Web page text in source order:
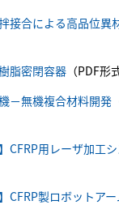
接合による高品位異
脂密閉容器（PDF形
－無機複合材料開発
CFRP用レーザ加工
CFRP製ロボットア